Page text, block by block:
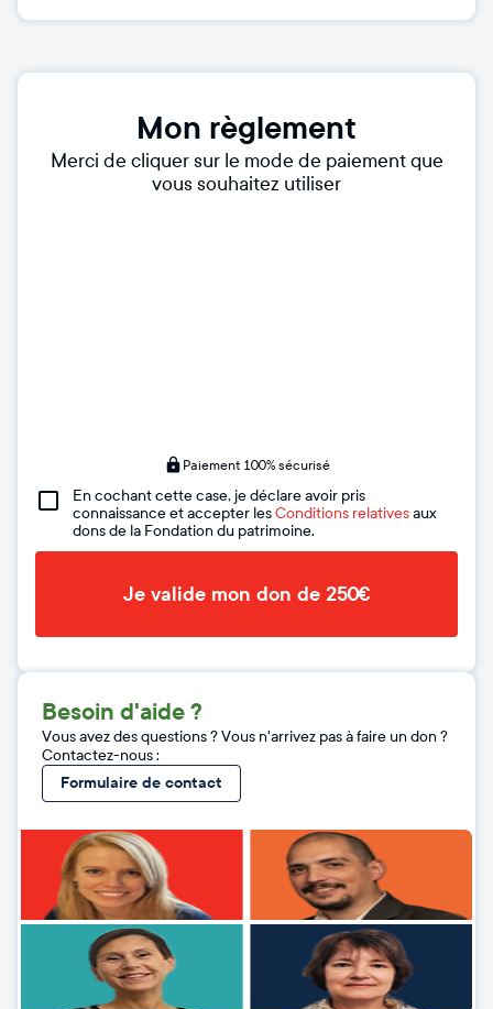
Mon règlement
Merci de cliquer sur le mode de paiement que
vous souhaitez utiliser
Paiement 100% sécurisé
En cochant cette case, je déclare avoir pris
connaissance et accepter lesConditions relativesaux
dons de la Fondation du patrimoine.
Je valide mon don de 250€
Besoin d'aide ?
Vous avez des questions ? Vous n'arrivez pas à faire un don ?
Contactez-nous :
Formulaire de contact